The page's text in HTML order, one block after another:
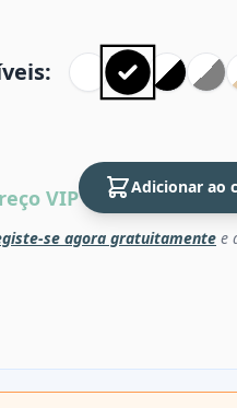
VIP Adicionar ao
se agora gratuitamente e